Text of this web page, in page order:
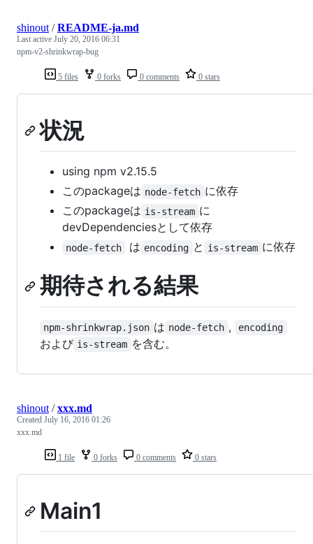
5 files 0 forks 0 comments 0 stars
shinout /README-ja.md
Last active July 20, 2016 06:31
npm-v2-shrinkwrap-bug
状況
using npm v2.15.5
このpackageは node-fetch に依存
このpackageは is-stream に
devDependenciesとして依存
node-fetch は encoding と is-stream に依存
期待される結果
npm-shrinkwrap.json は node-fetch , encoding
および is-stream を含む。
1 file 0 forks 0 comments 0 stars
shinout /xxx.md
Created July 16, 2016 01:26
xxx.md
Main1